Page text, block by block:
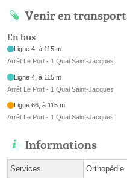
Venir en
En bus
Ligne 4, à 115 m
Arrêt Le Port - 1 Quai Saint-Jacques
Ligne 4, à 115 m
Arrêt Le Port - 1 Quai Saint-Jacques
Ligne 66, à 115 m
Arrêt Le Port - 1 Quai Saint-Jacques
Informations
Services Orthopédie